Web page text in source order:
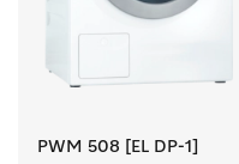
PWM 508 [EL DP-1]